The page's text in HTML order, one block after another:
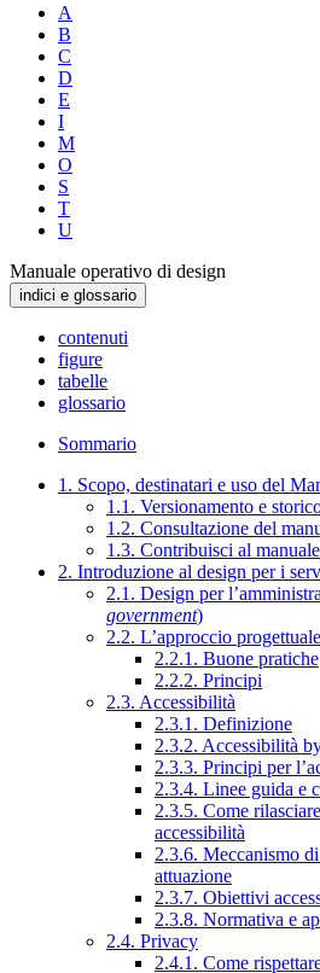
A
B
C
D
E
I
M
O
S
T
U
Manuale operativo di design
indici e glossario
contenuti
figure
tabelle
glossario
Sommario
1. Scopo, destinatari e uso del
1.1. Versionamento e
1.2. Consultazione del
1.3. Contribuisci al manuale
2. Introduzione al design per i
2.1. Design per
government)
2.2. L’approccio progettuale
2.2.1. Buone pratiche
2.2.2. Principi
2.3. Accessibilità
2.3.1. Definizione
2.3.2. Accessibilità
2.3.3. Principi per
2.3.4. Linee guida e
2.3.5. Come
accessibilità
2.3.6. Meccanismo
attuazione
2.3.7. Obiettivi
2.3.8. Normativa e
2.4. Privacy
2.4.1. Come